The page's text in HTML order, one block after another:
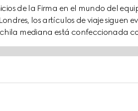
de la Firma en el mundo del
los artículos de viaje siguen
mediana está confeccionada
tribanda Web ajustables y una